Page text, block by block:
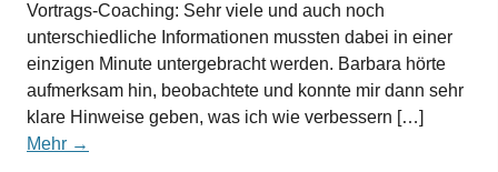
Vortrags-Coaching: Sehr viele und auch noch
unterschiedliche Informationen mussten dabei in einer
einzigen Minute untergebracht werden. Barbara hörte
aufmerksam hin, beobachtete und konnte mir dann sehr
klare Hinweise geben, was ich wie verbessern […]
Mehr →